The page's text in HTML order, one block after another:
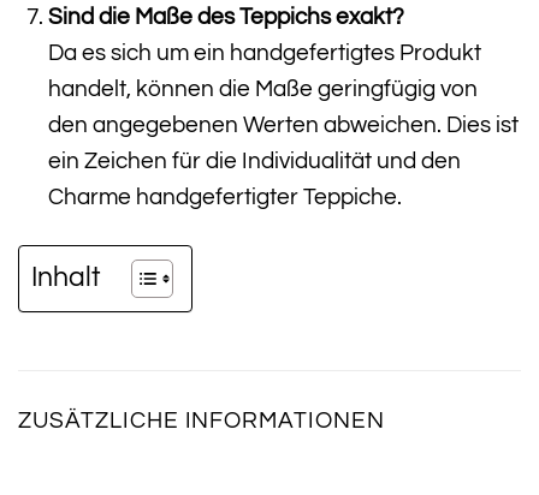
Sind die Maße des Teppichs exakt?
Da es sich um ein handgefertigtes Produkt
handelt, können die Maße geringfügig von
den angegebenen Werten abweichen. Dies ist
ein Zeichen für die Individualität und den
Charme handgefertigter Teppiche.
Inhalt
ZUSÄTZLICHE INFORMATIONEN